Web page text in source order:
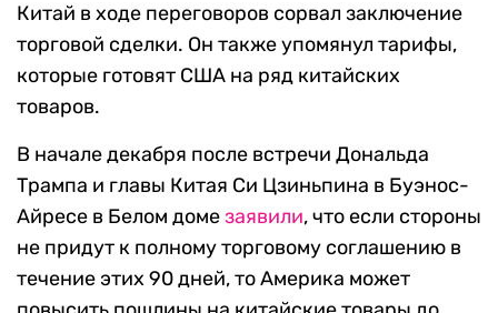
Китай в ходе переговоров сорвал заключение
торговой сделки. Он также упомянул тарифы,
которые готовят США на ряд китайских
товаров.
В начале декабря после встречи Дональда
Трампа и главы Китая Си Цзиньпина в Буэнос-
Айресе в Белом домезаявили, что если стороны
не придут к полному торговому соглашению в
течение этих 90 дней, то Америка может